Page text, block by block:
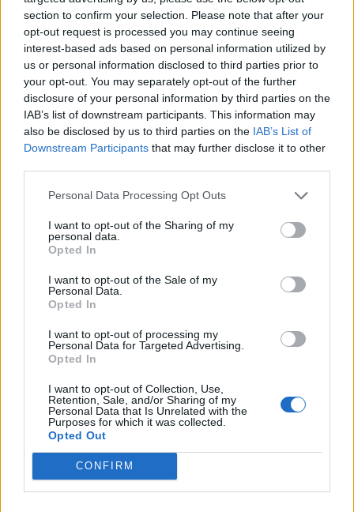
section to confirm your selection. Please note that after your
opt-out request is processed you may continue seeing
interest-based ads based on personal information utilized by
us or personal information disclosed to third parties prior to
your opt-out. You may separately opt-out of the further
disclosure of your personal information by third parties on the
IAB’s list of downstream participants. This information may
also be disclosed by us to third parties on the IAB’s List of
Downstream Participants that may further disclose it to other
Personal Data Processing Opt Outs
I want to opt-out of the Sharing of my
personal data.
Opted In
I want to opt-out of the Sale of my
Personal Data.
Opted In
I want to opt-out of processing my
Personal Data for Targeted Advertising.
Opted In
I want to opt-out of Collection, Use,
Retention, Sale, and/or Sharing of my
Personal Data that Is Unrelated with the
Purposes for which it was collected.
Opted Out
CONFIRM